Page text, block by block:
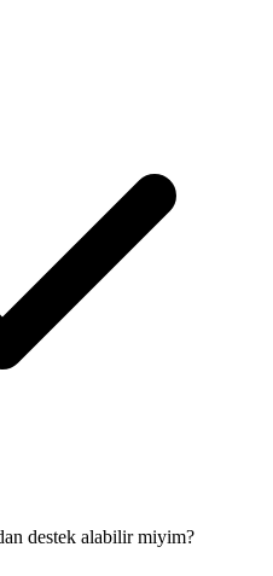
destek alabilir miyim?